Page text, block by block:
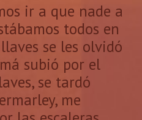
ir a que nade a
todos en
se les olvidó
subió por el
se tardó
me